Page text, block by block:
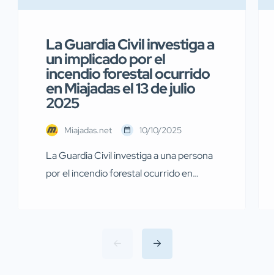
La Guardia Civil investiga a
un implicado por el
incendio forestal ocurrido
en Miajadas el 13 de julio
2025
Miajadas.net 10/10/2025
La Guardia Civil investiga a una persona
por el incendio forestal ocurrido en
Servicio de Protección de la Naturaleza
(SEPRONA) de la Comandancia de
Cáceres han llevado a cabo